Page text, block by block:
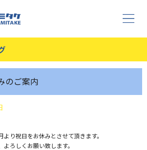
のご案内
り祝日をお休みとさせて頂きます。
ろしくお願い致します。